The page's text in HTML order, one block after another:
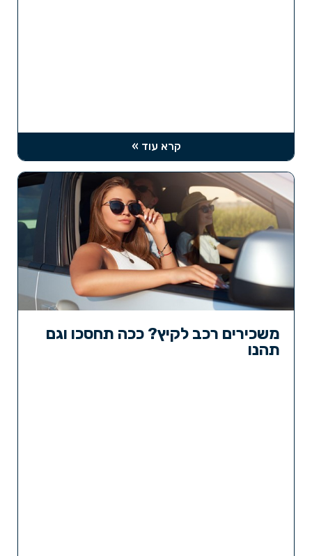
קרא עוד »
משכירים רכב לקיץ? ככה תחסכו וגם
תהנו